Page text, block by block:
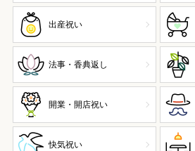
出産祝い
法事・香典返し
開業・開店祝い
快気祝い